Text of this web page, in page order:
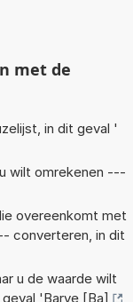
met de
in dit geval '
wilt omrekenen ---
overeenkomt met
converteren, in dit
u de waarde wilt
'Barye [Ba]